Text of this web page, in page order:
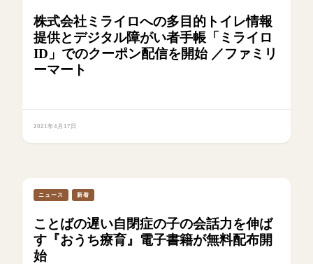
株式会社ミライロへの多目的トイレ情報
提供とデジタル障がい者手帳「ミライロ
ID」でのクーポン配信を開始 ／ファミリ
ーマート
2021年4月17日
ニュース 新着
ことばの遅い自閉症の子の会話力を伸ば
す『おうち療育』電子書籍が無料配布開
始